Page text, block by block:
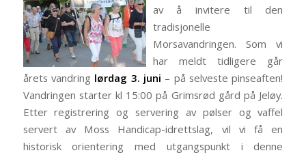
av å invitere til den
tradisjonelle
Morsavandringen. Som vi
har meldt tidligere går
årets vandring lørdag 3. juni – på selveste pinseaften!
Vandringen starter kl 15:00 på Grimsrød gård på Jeløy.
Etter registrering og servering av pølser og vaffel
servert av Moss Handicap-idrettslag, vil vi få en
historisk orientering med utgangspunkt i denne